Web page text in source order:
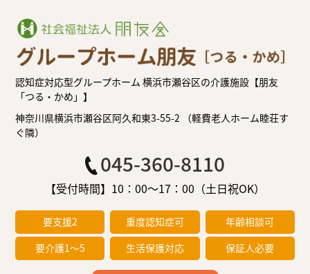
認知症対応型グループホーム 横浜市瀬谷区の介護施設【朋友
「つる・かめ」】
神奈川県横浜市瀬谷区阿久和東3-55-2 （軽費老人ホーム睦荘す
ぐ隣）
045-360-8110
【受付時間】10：00～17：00（土日祝OK）
要支援2 重度認知症可
年齢相談可
要介護1～5
生活保護対応 保証人必要